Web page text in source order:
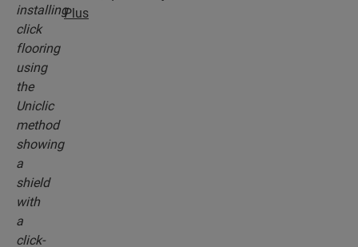
systèmes de pose par encliquetage. Utilisez le
Plus